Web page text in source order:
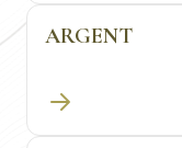
ARGENT